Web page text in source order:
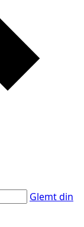
Glemt din